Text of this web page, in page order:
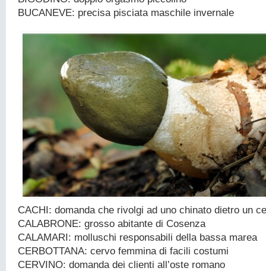
BUCANEVE: precisa pisciata maschile invernale
CACHI: domanda che rivolgi ad uno chinato dietro un
CALABRONE: grosso abitante di Cosenza
CALAMARI: molluschi responsabili della bassa marea
CERBOTTANA: cervo femmina di facili costumi
CERVINO: domanda dei clienti all’oste romano